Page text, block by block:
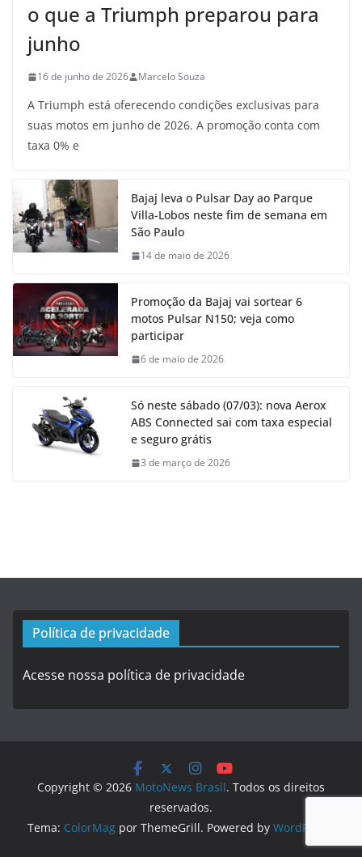
o que a Triumph preparou para
junho
16 de junho de 2026 Marcelo Souza
A Triumph está oferecendo condições exclusivas para
suas motos em junho de 2026. A promoção conta com
taxa 0% e
Bajaj leva o Pulsar Day ao Parque
Villa-Lobos neste fim de semana em
São Paulo
14 de maio de 2026
Promoção da Bajaj vai sortear 6
motos Pulsar N150; veja como
participar
6 de maio de 2026
Só neste sábado (07/03): nova Aerox
ABS Connected sai com taxa especial
e seguro grátis
3 de março de 2026
Política de privacidade
Acesse nossa política de privacidade
Copyright © 2026 MotoNews Brasil. Todos os direitos
reservados.
Tema: ColorMag por ThemeGrill. Powered by WordPress